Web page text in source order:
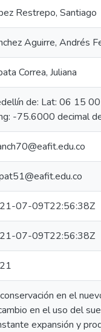
Restrepo, Santiago
Aguirre, Andrés
Correa, Juliana
de: Lat: 06 15
-75.6000 decimal
07-09T22:56:38Z
07-09T22:56:38Z
en el
en el uso del
expansión y